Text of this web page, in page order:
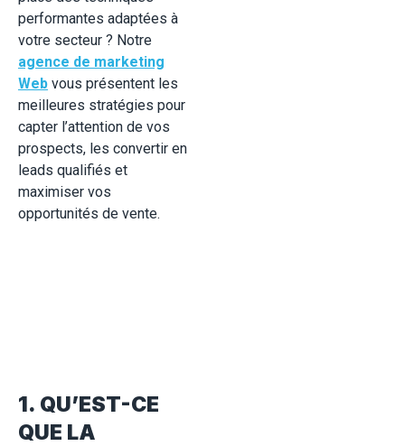
performantes adaptées à
votre secteur ? Notre
agence de marketing
Web vous présentent les
meilleures stratégies pour
capter l’attention de vos
prospects, les convertir en
leads qualifiés et
maximiser vos
opportunités de vente.
1. QU’EST-CE
QUE LA